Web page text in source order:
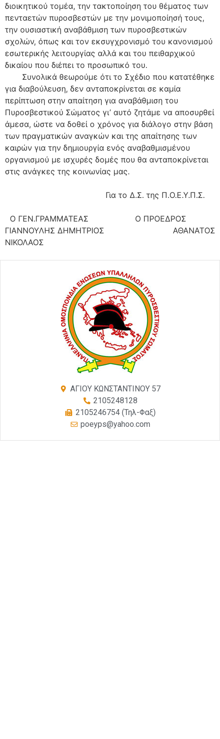
διοικητικού τομέα, την τακτοποίηση του θέματος των
πενταετών πυροσβεστών με την μονιμοποίησή τους,
την ουσιαστική αναβάθμιση των πυροσβεστικών
σχολών, όπως και τον εκσυγχρονισμό του κανονισμού
εσωτερικής λειτουργίας αλλά και του πειθαρχικού
δικαίου που διέπει το προσωπικό του.
Συνολικά θεωρούμε ότι το Σχέδιο που κατατέθηκε
για διαβούλευση, δεν ανταποκρίνεται σε καμία
περίπτωση στην απαίτηση για αναβάθμιση του
Πυροσβεστικού Σώματος γι’ αυτό ζητάμε να αποσυρθεί
άμεσα, ώστε να δοθεί ο χρόνος για διάλογο στην βάση
των πραγματικών αναγκών και της απαίτησης των
καιρών για την δημιουργία ενός αναβαθμισμένου
οργανισμού με ισχυρές δομές που θα ανταποκρίνεται
στις ανάγκες της κοινωνίας μας.
Για το Δ.Σ. της Π.Ο.Ε.Υ.Π.Σ.
Ο ΓΕΝ.ΓΡΑΜΜΑΤΕΑΣ
Ο ΠΡΟΕΔΡΟΣ
ΓΙΑΝΝΟΥΛΗΣ ΔΗΜΗΤΡΙΟΣ
ΑΘΑΝΑΤΟΣ
ΝΙΚΟΛΑΟΣ
ΑΓΙΟΥ ΚΩΝΣΤΑΝΤΙΝΟΥ 57
2105248128
2105246754 (Τηλ-Φαξ)
poeyps@yahoo.com